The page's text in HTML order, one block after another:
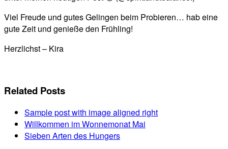
Viel Freude und gutes Gelingen beim Probieren… hab eine
gute Zeit und genieße den Frühling!
Herzlichst – Kira
Related Posts
Sample post with image aligned right
Willkommen im Wonnemonat Mai
Sieben Arten des Hungers